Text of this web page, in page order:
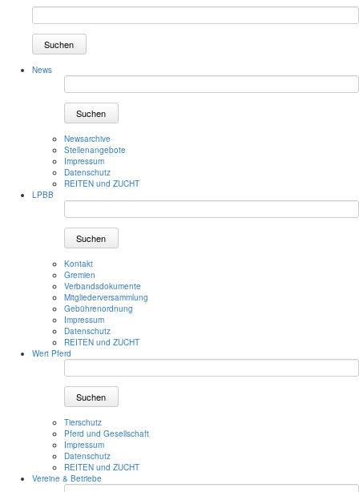
Suchen
News
Suchen
Newsarchive
Stellenangebote
Impressum
Datenschutz
REITEN und ZUCHT
LPBB
Suchen
Kontakt
Gremien
Verbandsdokumente
Mitgliederversammlung
Gebührenordnung
Impressum
Datenschutz
REITEN und ZUCHT
Wert Pferd
Suchen
Tierschutz
Pferd und Gesellschaft
Impressum
Datenschutz
REITEN und ZUCHT
Vereine & Betriebe